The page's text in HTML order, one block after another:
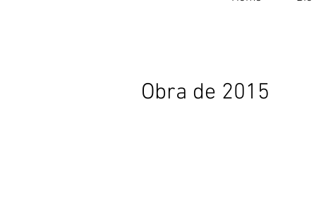
Obra de 2015